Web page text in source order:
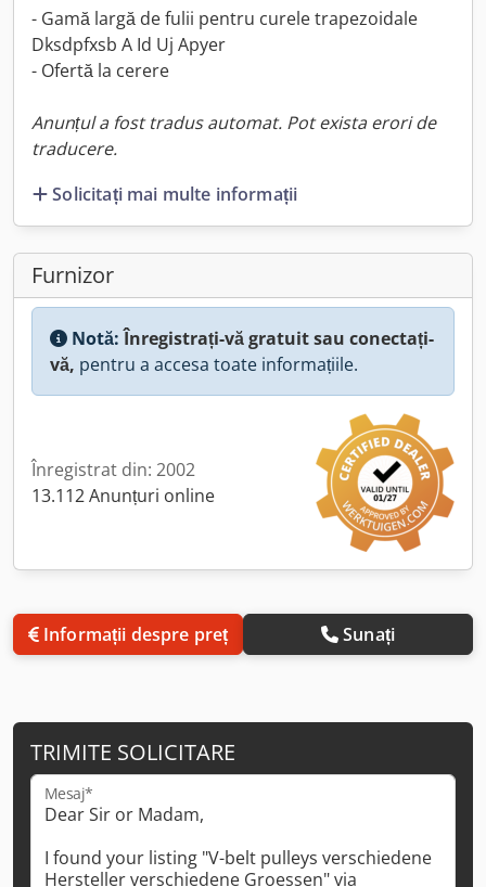
- Gamă largă de fulii pentru curele trapezoidale
Dksdpfxsb A Id Uj Apyer
- Ofertă la cerere
Anunțul a fost tradus automat. Pot exista erori de
traducere.
Solicitați mai multe informații
Furnizor
Notă:Înregistrați-vă gratuit sau conectați-
vă, pentru a accesa toate informațiile.
Înregistrat din: 2002
13.112 Anunțuri online
Informații despre preț Sunați
TRIMITE SOLICITARE
Mesaj*